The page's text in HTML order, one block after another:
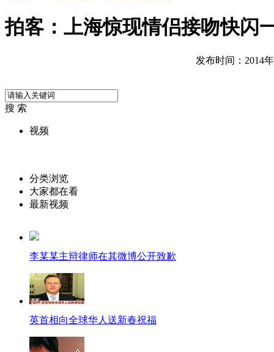
拍客：上海惊现情侣接吻快闪
发布时间：2014
搜 索
视频
分类浏览
大家都在看
最新视频
李某某主辩律师在其微博公开致歉
英首相向全球华人送新春祝福